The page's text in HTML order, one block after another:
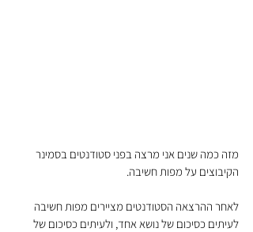
מזה כמה שנים אני מרצה בפני סטודנטים בסמינר
הקיבוצים על מפות חשיבה.
לאחר ההרצאה הסטודנטים מציירים מפות חשיבה
לעיתים כסיכום של נושא אחד, ולעיתים כסיכום של